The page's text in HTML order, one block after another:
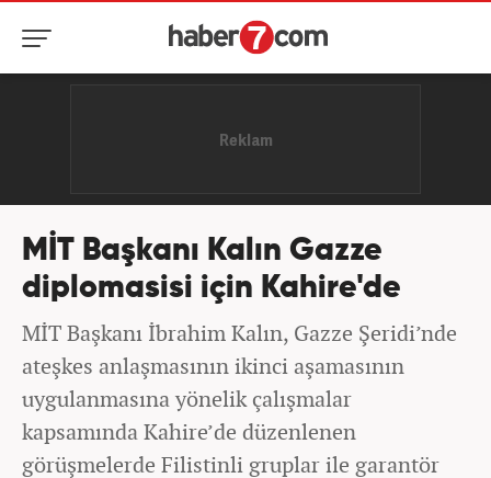
MİT Başkanı Kalın Gazze
diplomasisi için Kahire'de
MİT Başkanı İbrahim Kalın, Gazze Şeridi’nde
ateşkes anlaşmasının ikinci aşamasının
uygulanmasına yönelik çalışmalar
kapsamında Kahire’de düzenlenen
görüşmelerde Filistinli gruplar ile garantör